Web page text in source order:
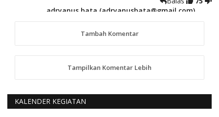
adryanus bata (adryanusbata@gmail.com)
TKS atas saran dan masukannya, akan kami
tindaklanjuti
anggy (anakkaos@gmail.com)
Kami perantu bisa baca langsung terkait Pilkada Sumba
5 tahun Yang lalu
Tambah Komentar
Tampilkan Komentar Lebih
KALENDER KEGIATAN